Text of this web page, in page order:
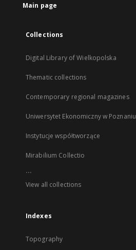
Main page
Collections
Digital Library of Wielkopolska
Thematic collections
Contemporary regional magazines
Uniwersytet Ekonomiczny w Poznaniu
Instytucje współtworzące
Mirabilium Collectio
...
View all collections
Indexes
Topography